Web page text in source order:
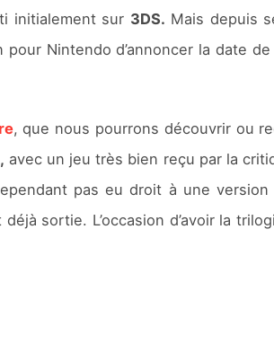
initialement sur 3DS. Mais depuis
pour Nintendo d’annoncer la date
, que nous pourrons découvrir ou
avec un jeu très bien reçu par la
pas eu droit à une version
sortie. L’occasion d’avoir la